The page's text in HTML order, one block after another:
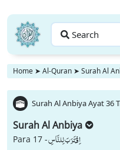
Search
Home ➤ Al-Quran ➤ Surah Al
Surah Al Anbiya Ayat 36
Surah Al Anbiya
Para 17 -اِقْتَرَبَ لِلنَّاسِ